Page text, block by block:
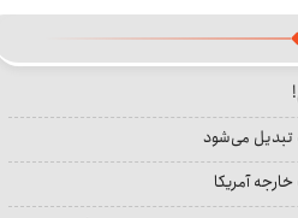
تبدیل می‌شود
آمریکا